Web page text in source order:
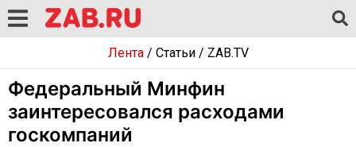
Лента/ Статьи/ ZAB.TV
Федеральный Минфин
заинтересовался расходами
госкомпаний